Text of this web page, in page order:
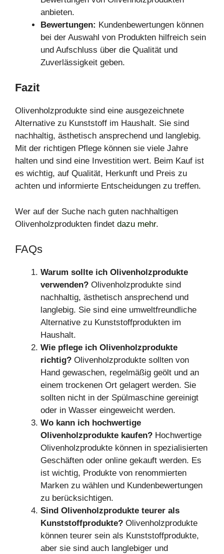
anbieten.
Bewertungen: Kundenbewertungen können
bei der Auswahl von Produkten hilfreich sein
und Aufschluss über die Qualität und
Zuverlässigkeit geben.
Fazit
Olivenholzprodukte sind eine ausgezeichnete
Alternative zu Kunststoff im Haushalt. Sie sind
nachhaltig, ästhetisch ansprechend und langlebig.
Mit der richtigen Pflege können sie viele Jahre
halten und sind eine Investition wert. Beim Kauf ist
es wichtig, auf Qualität, Herkunft und Preis zu
achten und informierte Entscheidungen zu treffen.
Wer auf der Suche nach guten nachhaltigen
Olivenholzprodukten findet dazu mehr.
FAQs
Warum sollte ich Olivenholzprodukte
verwenden? Olivenholzprodukte sind
nachhaltig, ästhetisch ansprechend und
langlebig. Sie sind eine umweltfreundliche
Alternative zu Kunststoffprodukten im
Haushalt.
Wie pflege ich Olivenholzprodukte
richtig? Olivenholzprodukte sollten von
Hand gewaschen, regelmäßig geölt und an
einem trockenen Ort gelagert werden. Sie
sollten nicht in der Spülmaschine gereinigt
oder in Wasser eingeweicht werden.
Wo kann ich hochwertige
Olivenholzprodukte kaufen? Hochwertige
Olivenholzprodukte können in spezialisierten
Geschäften oder online gekauft werden. Es
ist wichtig, Produkte von renommierten
Marken zu wählen und Kundenbewertungen
zu berücksichtigen.
Sind Olivenholzprodukte teurer als
Kunststoffprodukte? Olivenholzprodukte
können teurer sein als Kunststoffprodukte,
aber sie sind auch langlebiger und